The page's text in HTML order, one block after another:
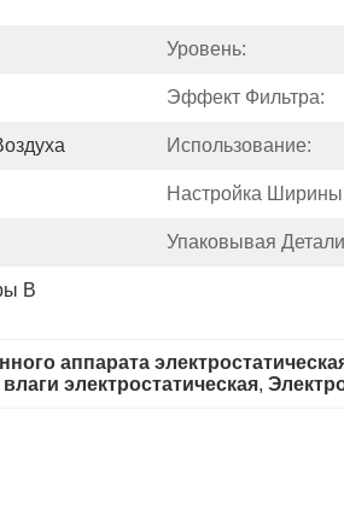
Уровень:
Эффект Фильтра:
Использование:
Настройка
Упаковывая
В
аппарата
электростатическая,